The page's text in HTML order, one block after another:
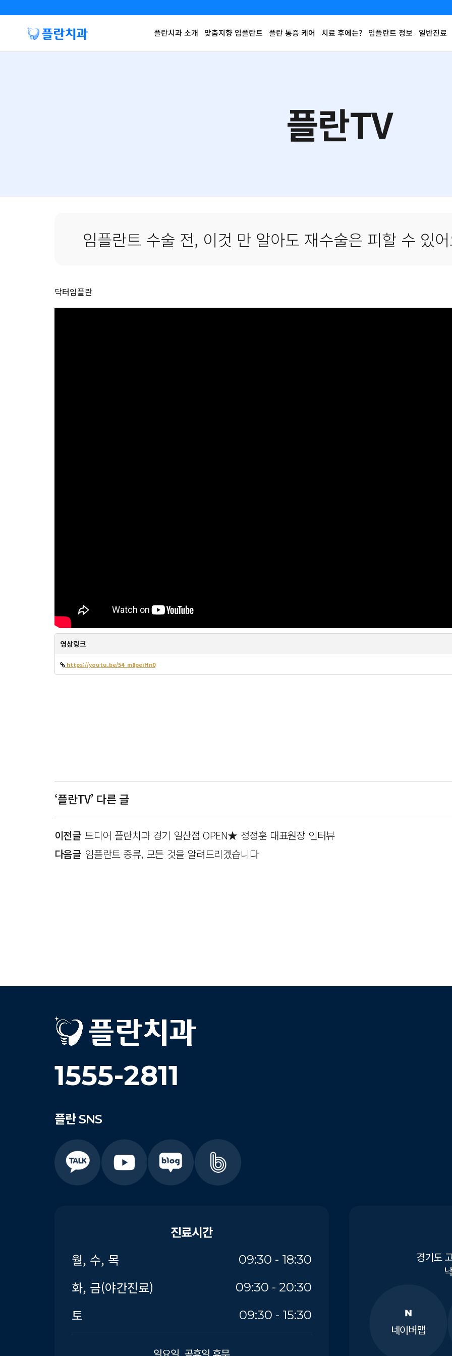
플란치과 소개 맞춤지향 임플란트 플란 통증 케어 치료 후에는? 임플란트 정보 일반진료
플란TV
임플란트 수술 전, 이것 만 알아도 재수술은 피할 수 있
닥터임플란
영상링크
https://youtu.be/54_m8peiHn0
‘플란TV’ 다른 글
이전글 드디어 플란치과 경기 일산점 OPEN★ 정정훈 대표원장 인터뷰
다음글 임플란트 종류, 모든 것을 알려드리겠습니다
1555-2811
플란SNS
진료시간
월, 수, 목
09:30 - 18:30
화, 금(야간진료) 09:30 - 20:30
토 09:30 - 15:30
경기도
네이버맵